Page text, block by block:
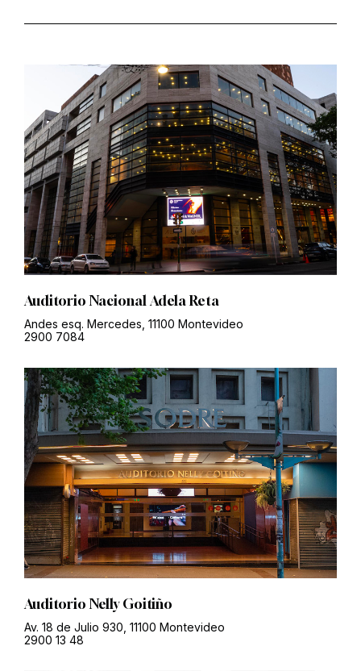
Auditorio Nacional Adela Reta
Andes esq. Mercedes, 11100 Montevideo
2900 7084
Auditorio Nelly Goitiño
Av. 18 de Julio 930, 11100 Montevideo
2900 13 48